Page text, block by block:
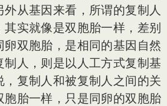
从基因来看，所谓的复制人
实就像是双胞胎一样，差别
卵双胞胎，是相同的基因自然
人，则是以人工方式复制基
，复制人和被复制人之间的关
胞胎一样，只是同卵的双胞胎